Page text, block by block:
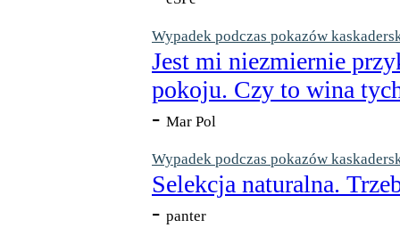
Wypadek podczas pokazów
Jest mi niezmiernie
pokoju. Czy to wina
- Mar Pol
Wypadek podczas pokazów
Selekcja naturalna.
- panter